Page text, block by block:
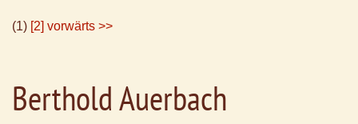
(1) [2] vorwärts >>
Berthold Auerbach